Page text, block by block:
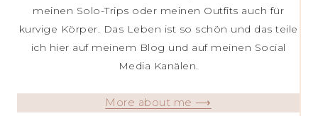
meinen Solo-Trips oder meinen Outfits auch für
kurvige Körper. Das Leben ist so schön und das teile
ich hier auf meinem Blog und auf meinen Social
Media Kanälen.
More about me ⟶